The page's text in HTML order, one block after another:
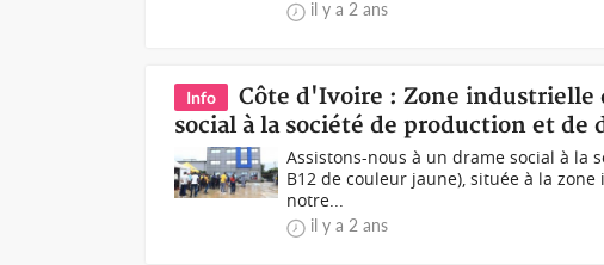
il y a 2 ans
Info
Côte d'Ivoire : Zone industrielle
social à la société de production et de
Assistons-nous à un drame social à la
B12 de couleur jaune), située à la
notre...
il y a 2 ans